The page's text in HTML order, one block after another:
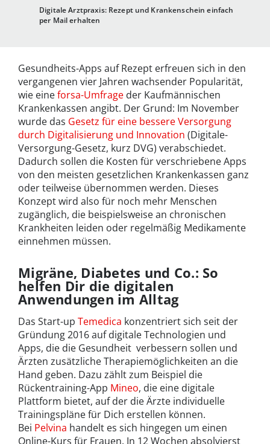
Digitale Arztpraxis: Rezept und Krankenschein einfach
per Mail erhalten
Gesundheits-Apps auf Rezept erfreuen sich in den
vergangenen vier Jahren wachsender Popularität,
wie eineforsa-Umfrage der Kaufmännischen
Krankenkassen angibt. Der Grund: Im November
wurde das Gesetz für eine bessere Versorgung
durch Digitalisierung und Innovation (Digitale-
Versorgung-Gesetz, kurz DVG) verabschiedet.
Dadurch sollen die Kosten für verschriebene Apps
von den meisten gesetzlichen Krankenkassen ganz
oder teilweise übernommen werden. Dieses
Konzept wird also für noch mehr Menschen
zugänglich, die beispielsweise an chronischen
Krankheiten leiden oder regelmäßig Medikamente
einnehmen müssen.
Migräne, Diabetes und Co.: So
helfen Dir die digitalen
Anwendungen im Alltag
Das Start-up Temedica konzentriert sich seit der
Gründung 2016 auf digitale Technologien und
Apps, die die Gesundheit verbessern sollen und
Ärzten zusätzliche Therapiemöglichkeiten an die
Hand geben. Dazu zählt zum Beispiel die
Rückentraining-App Mineo, die eine digitale
Plattform bietet, auf der die Ärzte individuelle
Trainingspläne für Dich erstellen können.
Bei Pelvina handelt es sich hingegen um einen
Online-Kurs für Frauen. In 12 Wochen absolvierst